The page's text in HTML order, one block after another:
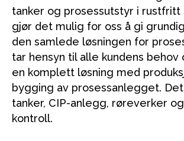
tanker og prosessutstyr i rustfritt
gjør det mulig for oss å gi
den samlede løsningen for
tar hensyn til alle kundens behov
en komplett løsning med
bygging av prosessanlegget.
tanker, CIP-anlegg, røreverker
kontroll.